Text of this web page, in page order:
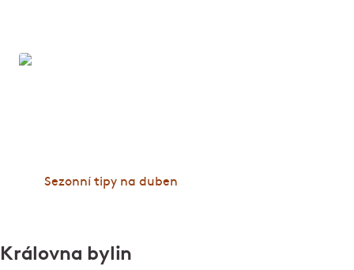
Sezonní tipy na duben
Královna bylin